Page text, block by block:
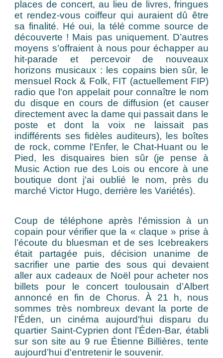
places de concert, au lieu de livres, fringues
et rendez-vous coiffeur qui auraient dû être
sa finalité. Hé oui, la télé comme source de
découverte ! Mais pas uniquement. D’autres
moyens s’offraient à nous pour échapper au
hit-parade et percevoir de nouveaux
horizons musicaux : les copains bien sûr, le
mensuel Rock & Folk, FIT (actuellement FIP)
radio que l'on appelait pour connaître le nom
du disque en cours de diffusion (et causer
directement avec la dame qui passait dans le
poste et dont la voix ne laissait pas
indifférents ses fidèles auditeurs), les boîtes
de rock, comme l'Enfer, le Chat-Huant ou le
Pied, les disquaires bien sûr (je pense à
Music Action rue des Lois ou encore à une
boutique dont j'ai oublié le nom, près du
marché Victor Hugo, derrière les Variétés).
Coup de téléphone après l'émission à un
copain pour vérifier que la « claque » prise à
l’écoute du bluesman et de ses Icebreakers
était partagée puis, décision unanime de
sacrifier une partie des sous qui devaient
aller aux cadeaux de Noël pour acheter nos
billets pour le concert toulousain d’Albert
annoncé en fin de Chorus. À 21 h, nous
sommes très nombreux devant la porte de
l’Éden, un cinéma aujourd'hui disparu du
quartier Saint-Cyprien dont l’Éden-Bar, établi
sur son site au 9 rue Étienne Billières, tente
aujourd’hui d'entretenir le souvenir.